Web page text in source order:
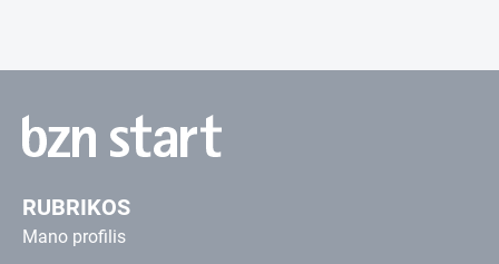
RUBRIKOS
Mano profilis